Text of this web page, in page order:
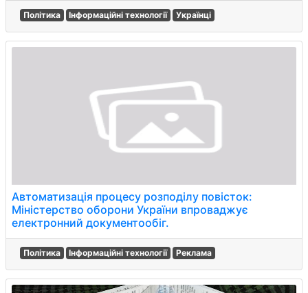
Політика Інформаційні технології Українці
Автоматизація процесу розподілу повісток:
Міністерство оборони України впроваджує
електронний документообіг.
Політика Інформаційні технології Реклама